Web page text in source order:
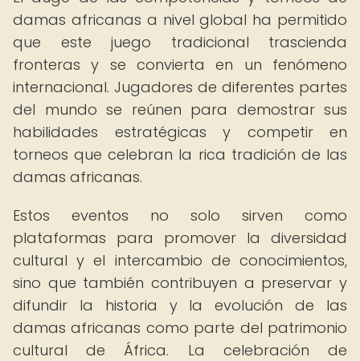
damas africanas a nivel global ha permitido
que este juego tradicional trascienda
fronteras y se convierta en un fenómeno
internacional. Jugadores de diferentes partes
del mundo se reúnen para demostrar sus
habilidades estratégicas y competir en
torneos que celebran la rica tradición de las
damas africanas.
Estos eventos no solo sirven como
plataformas para promover la diversidad
cultural y el intercambio de conocimientos,
sino que también contribuyen a preservar y
difundir la historia y la evolución de las
damas africanas como parte del patrimonio
cultural de África. La celebración de